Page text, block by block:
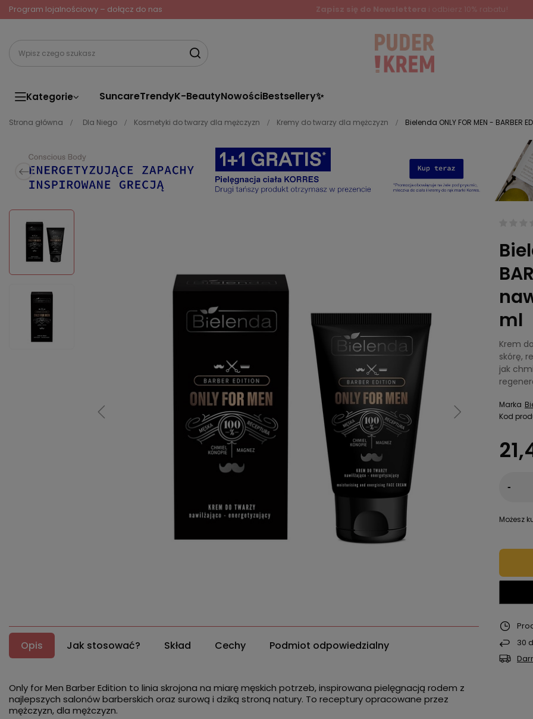
Program lojalnościowy – dołącz do nas
Kategorie SuncareTrendyK-BeautyNowościBestsellery✨
Strona główna Dla Niego Kosmetyki do twarzy dla mężczyzn Kremy do twarzy dla mężczyzn Bielenda ONLY FOR MEN -
Opis Jak stosować? Skład Cechy Podmiot odpowiedzialny
Only for Men Barber Edition to linia skrojona na miarę męskich potrzeb, inspirowana pielęgnacją rodem z
najlepszych salonów barberskich oraz surową i dziką stroną natury. To receptury opracowane przez
mężczyzn, dla mężczyzn.
ml
Krem
skórę,
jak
Marka
Kod
-
Możesz
30